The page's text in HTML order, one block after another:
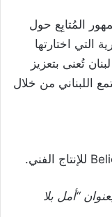
المُتابِع حول
التي اختارتها
تُعنى بتعزيز
اللبناني من خلال
للإنتاج الفني.
“أمل بلا